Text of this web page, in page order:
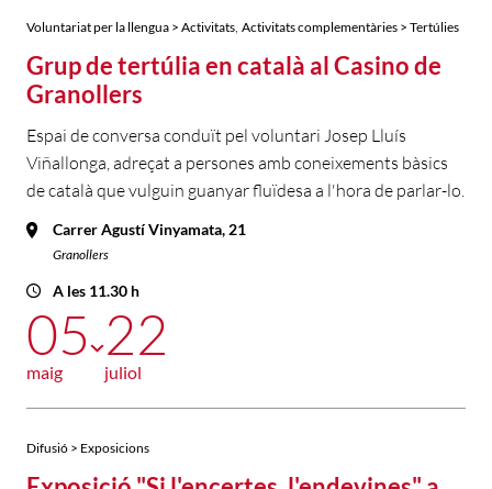
Voluntariat per la llengua > Activitats Activitats complementàries > Tertúlies
Grup de tertúlia en català al Casino de
Granollers
Espai de conversa conduït pel voluntari Josep Lluís
Viñallonga, adreçat a persones amb coneixements bàsics
de català que vulguin guanyar fluïdesa a l'hora de parlar-lo.
Carrer Agustí Vinyamata, 21
Granollers
A les 11.30 h
05
maig
22
juliol
Difusió > Exposicions